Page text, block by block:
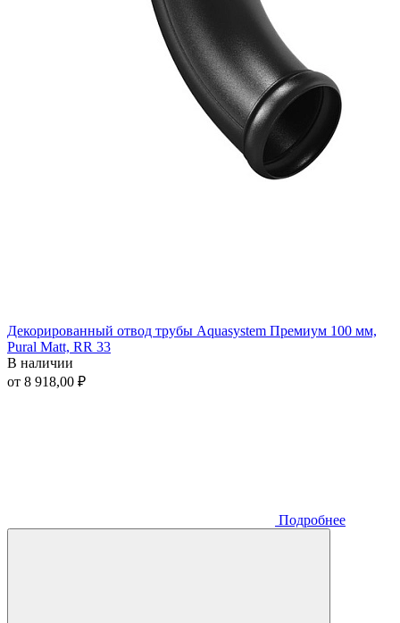
Декорированный отвод трубы Aquasystem Премиум 100 мм,
Pural Matt, RR 33
В наличии
от 8 918,00 ₽
Подробнее